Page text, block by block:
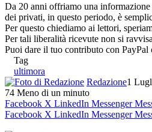
Da 20 anni offriamo una
dei privati, in questo periodo, è
Per questo chiediamo ai lettori,
Per tali liberalità ricevute non si
Puoi dare il tuo contributo con
Tag
ultimora
Redazione1
74 Meno di un minuto
Facebook X LinkedIn Messenger
Facebook X LinkedIn Messenger